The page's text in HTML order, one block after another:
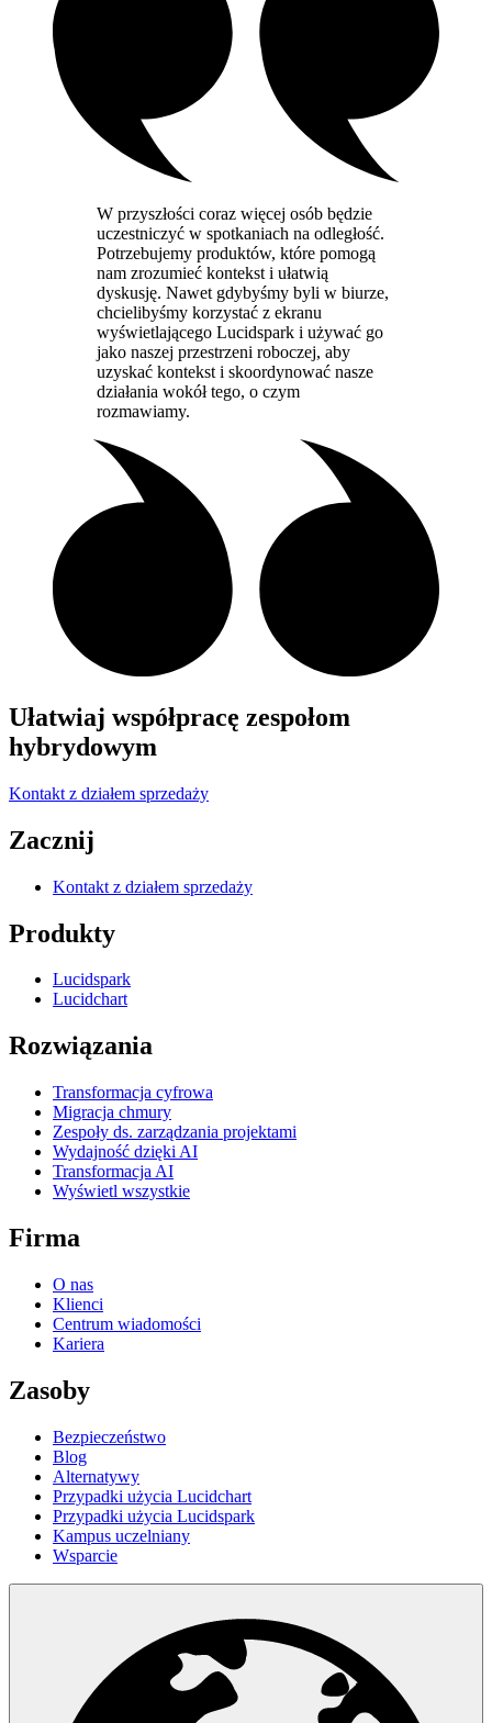
W przyszłości coraz więcej osób będzie
uczestniczyć w spotkaniach na odległość.
Potrzebujemy produktów, które pomogą
nam zrozumieć kontekst i ułatwią
dyskusję. Nawet gdybyśmy byli w biurze,
chcielibyśmy korzystać z ekranu
wyświetlającego Lucidspark i używać go
jako naszej przestrzeni roboczej, aby
uzyskać kontekst i skoordynować nasze
działania wokół tego, o czym
rozmawiamy.
Ułatwiaj współpracę zespołom
hybrydowym
Kontakt z działem sprzedaży
Zacznij
Kontakt z działem sprzedaży
Produkty
Lucidspark
Lucidchart
Rozwiązania
Transformacja cyfrowa
Migracja chmury
Zespoły ds. zarządzania projektami
Wydajność dzięki AI
Transformacja AI
Wyświetl wszystkie
Firma
O nas
Klienci
Centrum wiadomości
Kariera
Zasoby
Bezpieczeństwo
Blog
Alternatywy
Przypadki użycia Lucidchart
Przypadki użycia Lucidspark
Kampus uczelniany
Wsparcie